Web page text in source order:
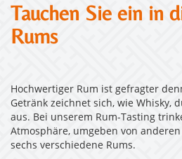
Tauchen Sie ein in
Rums
Hochwertiger Rum ist gefragter
Getränk zeichnet sich, wie Whisky,
aus. Bei unserem Rum-Tasting
Atmosphäre, umgeben von
sechs verschiedene Rums.